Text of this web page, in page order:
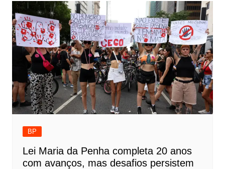
BP
Lei Maria da Penha completa 20 anos
com avanços, mas desafios persistem